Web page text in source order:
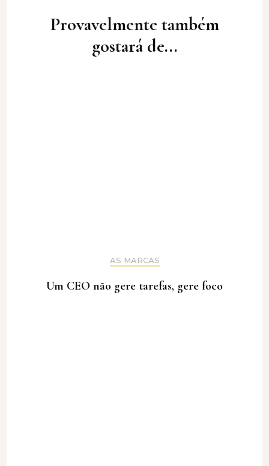
Provavelmente também
gostará de...
AS MARCAS
Um CEO não gere tarefas, gere foco